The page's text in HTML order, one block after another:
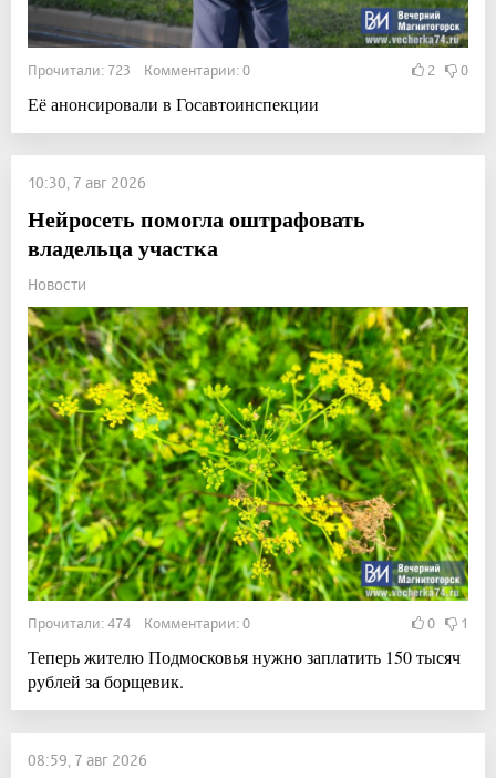
Прочитали: 723 Комментарии: 0 2 0
Её анонсировали в Госавтоинспекции
10:30, 7 авг 2026
Нейросеть помогла оштрафовать
владельца участка
Новости
Прочитали: 474 Комментарии: 0 0 1
Теперь жителю Подмосковья нужно заплатить 150 тысяч
рублей за борщевик.
08:59, 7 авг 2026